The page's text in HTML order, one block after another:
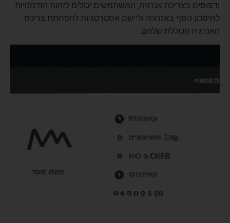
ודפוסים בצריכת אנרגיה, המשתמשים יכולים לזהות הזדמנויות
לחיסכון נוסף באנרגיה וליישם אסטרטגיות להפחתת צריכת
האנרגיה הכוללת שלהם.